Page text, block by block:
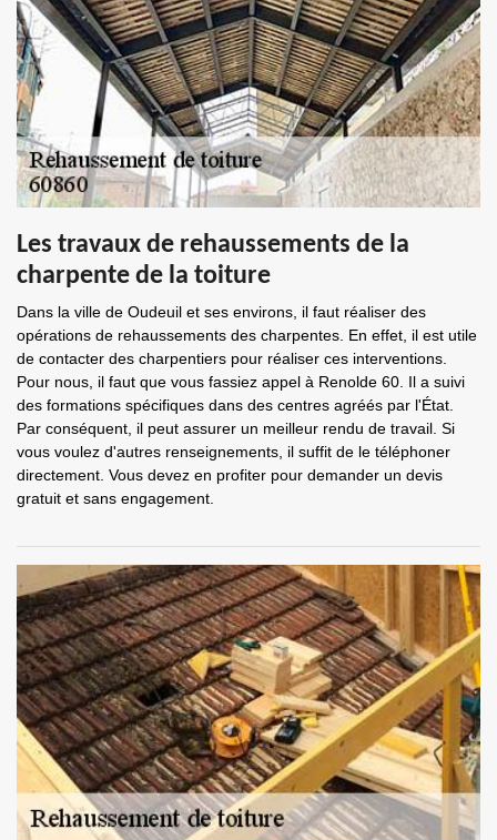
Les travaux de rehaussements de la
charpente de la toiture
Dans la ville de Oudeuil et ses environs, il faut réaliser des
opérations de rehaussements des charpentes. En effet, il est utile
de contacter des charpentiers pour réaliser ces interventions.
Pour nous, il faut que vous fassiez appel à Renolde 60. Il a suivi
des formations spécifiques dans des centres agréés par l'État.
Par conséquent, il peut assurer un meilleur rendu de travail. Si
vous voulez d'autres renseignements, il suffit de le téléphoner
directement. Vous devez en profiter pour demander un devis
gratuit et sans engagement.